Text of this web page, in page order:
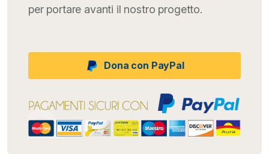
per portare avanti il nostro progetto.
Dona con PayPal